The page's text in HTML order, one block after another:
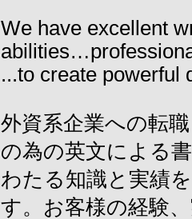
We have excellent
...to create
外資系企業への転
の為の英文による
わたる知識と実績
す。お客様の経験